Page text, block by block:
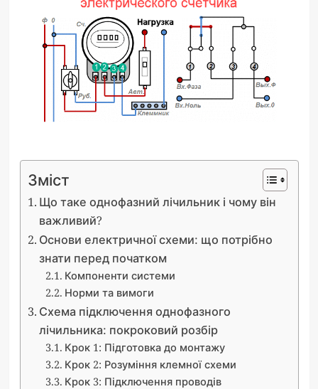
Зміст
Що таке однофазний лічильник і чому він
важливий?
Основи електричної схеми: що потрібно
знати перед початком
Компоненти системи
Норми та вимоги
Схема підключення однофазного
лічильника: покроковий розбір
Крок 1: Підготовка до монтажу
Крок 2: Розуміння клемної схеми
Крок 3: Підключення проводів